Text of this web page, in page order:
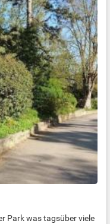
Park was tagsüber viele